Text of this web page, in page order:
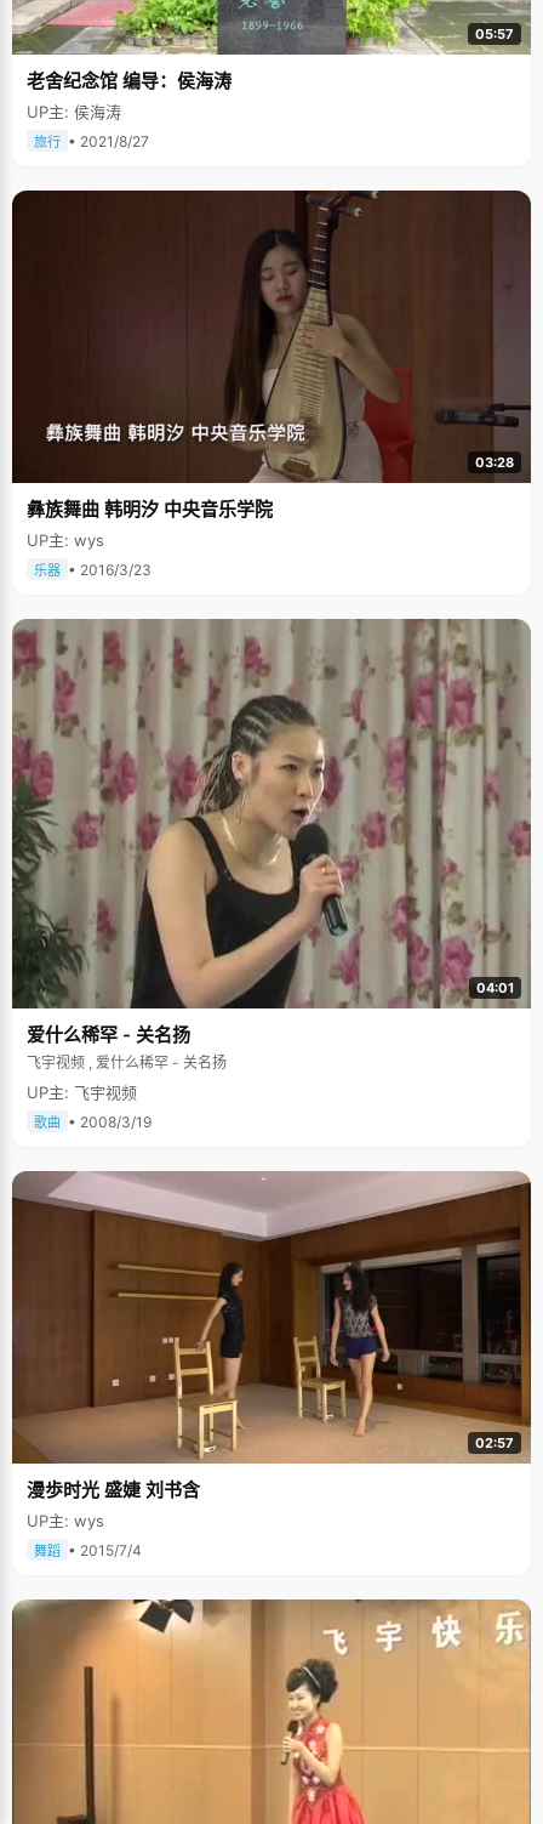
05:57
老舍纪念馆 编导：侯海涛
UP主: 侯海涛
旅行 • 2021/8/27
03:28
彝族舞曲 韩明汐 中央音乐学院
UP主: wys
乐器 • 2016/3/23
04:01
爱什么稀罕 - 关名扬
飞宇视频 , 爱什么稀罕 - 关名扬
UP主: 飞宇视频
歌曲 • 2008/3/19
02:57
漫歩时光 盛婕 刘书含
UP主: wys
舞蹈 • 2015/7/4